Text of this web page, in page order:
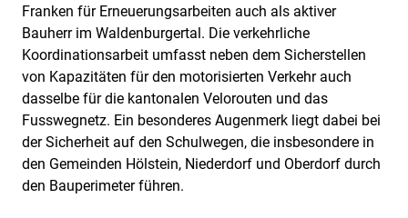
Franken für Erneuerungsarbeiten auch als aktiver
Bauherr im Waldenburgertal. Die verkehrliche
Koordinationsarbeit umfasst neben dem Sicherstellen
von Kapazitäten für den motorisierten Verkehr auch
dasselbe für die kantonalen Velorouten und das
Fusswegnetz. Ein besonderes Augenmerk liegt dabei bei
der Sicherheit auf den Schulwegen, die insbesondere in
den Gemeinden Hölstein, Niederdorf und Oberdorf durch
den Bauperimeter führen.